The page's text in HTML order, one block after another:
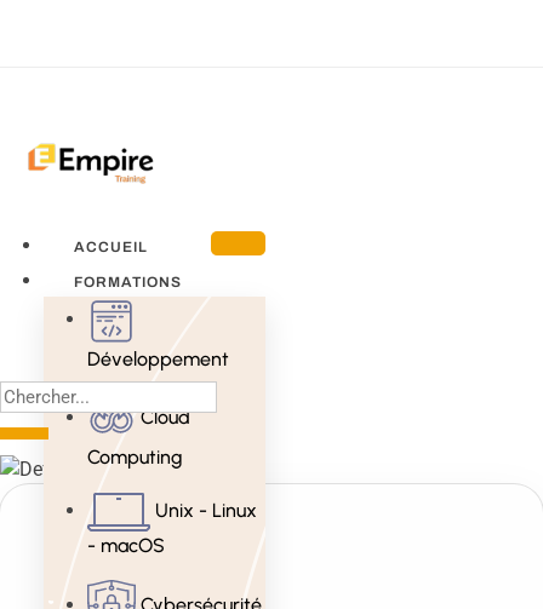
ACCUEIL
FORMATIONS
Développement
Cloud
Computing
Unix - Linux
- macOS